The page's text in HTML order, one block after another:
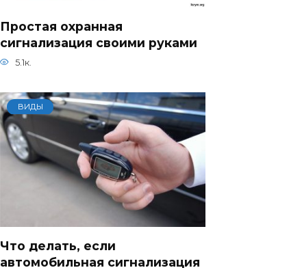
Простая охранная
сигнализация своими руками
5.1к.
ВИДЫ
Что делать, если
автомобильная сигнализация